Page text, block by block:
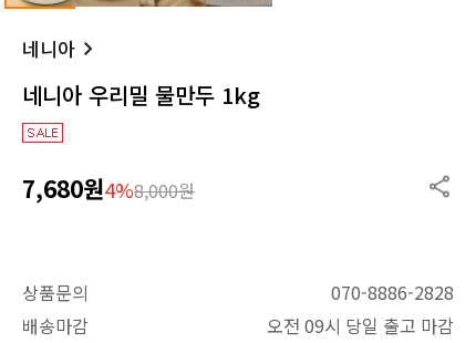
네니아
네니아 우리밀 물만두 1kg
7,680원4%8,000원
상품문의
070-8886-2828
배송마감
오전 09시 당일 출고 마감